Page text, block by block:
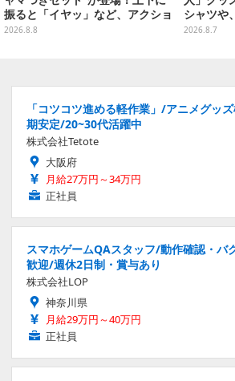
振ると「イヤッ」など、アクショ
ンに応じて喋ってくれる
2026.8.8
シャツや
ッグなど
2026.8.7
「コツコツ進める軽作業」/アニメグッ
期安定/20~30代活躍中
株式会社Tetote
大阪府
月給27万円～34万円
正社員
スマホゲームQAスタッフ/動作確認・バ
歓迎/週休2日制・賞与あり
株式会社LOP
神奈川県
月給29万円～40万円
正社員